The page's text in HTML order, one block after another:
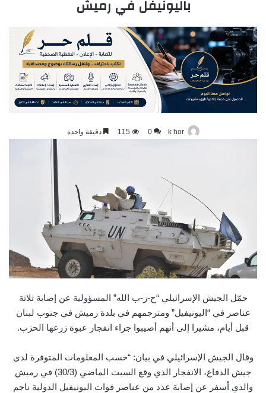
باليونيفل في رميش
k hor
0
115 دقيقة واحدة
حمّل الجيش الإسرائيلي “ح-ز-ب الله” المسؤولية عن إصابة ثلاثة
عناصر في “اليونيفيل” ومترجمهم في بلدة رميش في جنوب لبنان
قبل أيام، مشيرا إلى أنهم أصيبوا جراء انفجار عبوة زرعها الحزب.
وقال الجيش الإسرائيلي في بيان: “حسب المعلومات المتوفرة لدى
جيش الدفاع، الانفجار الذي وقع السبت الماضي (30/3) في رميش
والذي أسفر عن إصابة عدد من عناصر قوات اليونيفيل الدولية ناجم